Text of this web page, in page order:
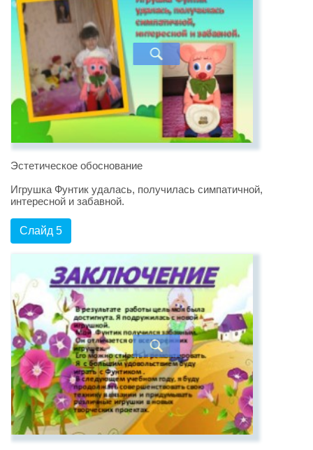
Эстетическое обоснование
Игрушка Фунтик удалась, получилась симпатичной,
интересной и забавной.
Слайд 5